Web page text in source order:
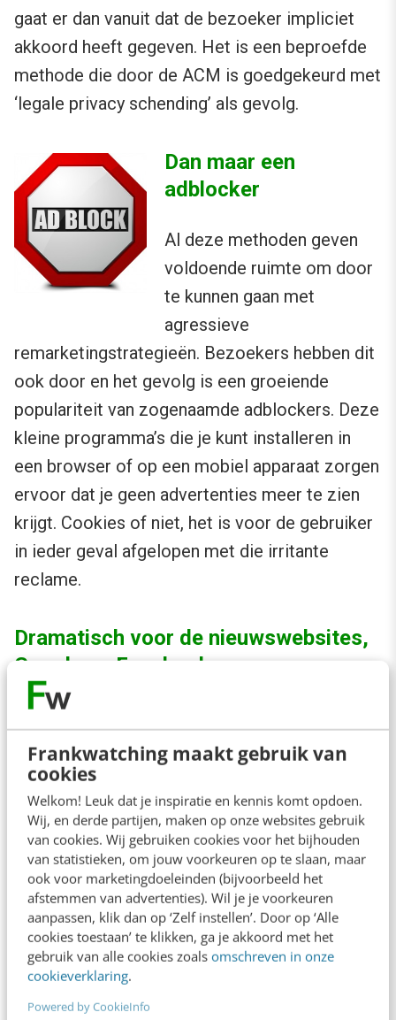
Frankwatching maakt gebruik van
cookies
Welkom! Leuk dat je inspiratie en kennis komt opdoen.
Wij, en derde partijen, maken op onze websites gebruik
van cookies. Wij gebruiken cookies voor het bijhouden
van statistieken, om jouw voorkeuren op te slaan, maar
ook voor marketingdoeleinden (bijvoorbeeld het
afstemmen van advertenties). Wil je je voorkeuren
aanpassen, klik dan op ‘Zelf instellen’. Door op ‘Alle
cookies toestaan’ te klikken, ga je akkoord met het
gebruik van alle cookies zoals omschreven in onze
cookieverklaring.
Powered by CookieInfo
gaat er dan vanuit dat de bezoeker impliciet
akkoord heeft gegeven. Het is een beproefde
methode die door de ACM is goedgekeurd met
‘legale privacy schending’ als gevolg.
Dan maar een
adblocker
Al deze methoden geven
voldoende ruimte om door
te kunnen gaan met
agressieve
remarketingstrategieën. Bezoekers hebben dit
ook door en het gevolg is een groeiende
populariteit van zogenaamde adblockers. Deze
kleine programma’s die je kunt installeren in
een browser of op een mobiel apparaat zorgen
ervoor dat je geen advertenties meer te zien
krijgt. Cookies of niet, het is voor de gebruiker
in ieder geval afgelopen met die irritante
reclame.
Dramatisch voor de nieuwswebsites,
Google en Facebook
Tegelijkertijd is dit natuurlijk een bom onder de
meest gebruikte verdienmodellen van het
internet. De advertentie-inkomsten zullen
hierdoor dramatisch dalen en één van de
gevolgen is dat de onafhankelijke journalistiek,
de waakhond van de democratie, nog verder
onder druk komt. In mijn optiek moet de
politiek hier ingrijpen, want de gewone
gebruiker zal niet gevoelig zijn voor het
argument dat nieuwswebsites hierdoor geen
gratis nieuws meer kunnen maken.